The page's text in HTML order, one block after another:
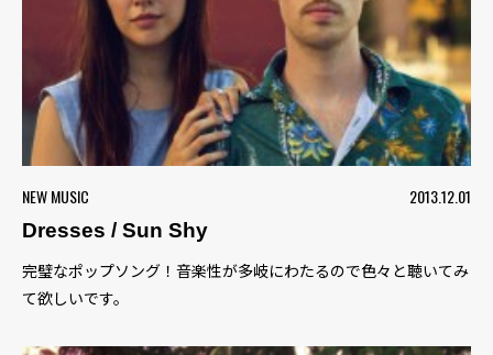
NEW MUSIC
2013.12.01
Dresses / Sun Shy
完璧なポップソング！音楽性が多岐にわたるので色々と聴いてみ
て欲しいです。